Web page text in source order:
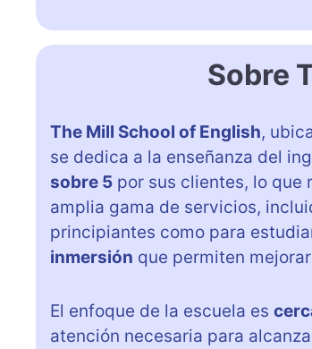
Sobre
The Mill School of English,
se dedica a la enseñanza del
sobre 5 por sus clientes, lo que
amplia gama de servicios,
principiantes como para
inmersión que permiten
El enfoque de la escuela es
atención necesaria para